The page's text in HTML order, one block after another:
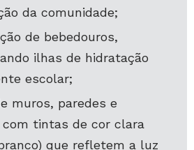
da comunidade;
de bebedouros,
ilhas de hidratação
escolar;
muros, paredes e
tintas de cor clara
que refletem a luz